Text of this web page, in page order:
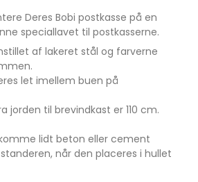
Deres Bobi postkasse på en
speciallavet til postkasserne.
af lakeret stål og farverne
let imellem buen på
jorden til brevindkast er 110 cm.
lidt beton eller cement
når den placeres i hullet